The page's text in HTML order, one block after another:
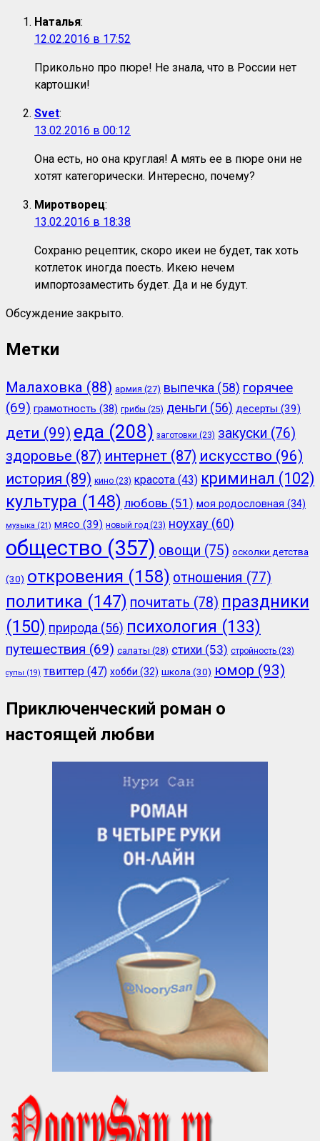
Наталья:
12.02.2016 в 17:52
Прикольно про пюре! Не знала, что в России нет
картошки!
Svet:
13.02.2016 в 00:12
Она есть, но она круглая! А мять ее в пюре они не
хотят категорически. Интересно, почему?
Миротворец:
13.02.2016 в 18:38
Сохраню рецептик, скоро икеи не будет, так хоть
котлеток иногда поесть. Икею нечем
импортозаместить будет. Да и не будут.
Обсуждение закрыто.
Метки
Малаховка (88) армия (27) выпечка (58) горячее
(69) грамотность (38) грибы (25) деньги (56) десерты (39)
дети (99) еда (208) заготовки (23) закуски (76)
здоровье (87) интернет (87) искусство (96)
история (89) кино (23) красота (43) криминал (102)
культура (148) любовь (51) моя родословная (34)
музыка (21) мясо (39) новый год (23) ноухау (60)
общество (357) овощи (75) осколки детства
(30) откровения (158) отношения (77)
политика (147) почитать (78) праздники
(150) природа (56) психология (133)
путешествия (69) салаты (28) стихи (53) стройность (23)
супы (19) твиттер (47) хобби (32) школа (30) юмор (93)
Приключенческий роман о
настоящей любви